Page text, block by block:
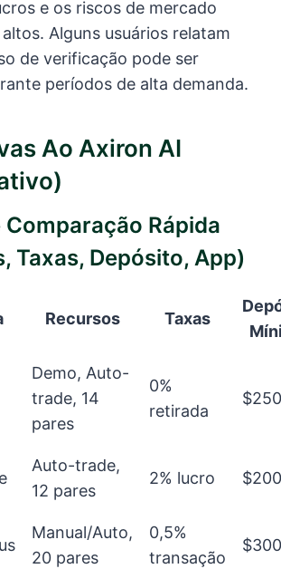
e os riscos de mercado
Alguns usuários relatam
de verificação pode ser
períodos de alta demanda.
Ao Axiron AI
Comparação Rápida
Taxas, Depósito, App)
Recursos Taxas
Demo, Auto-
trade, 14
pares
0%
retirada
$250
Auto-trade,
12 pares
2% lucro $200
Manual/Auto,
20 pares
0,5%
transação
$300